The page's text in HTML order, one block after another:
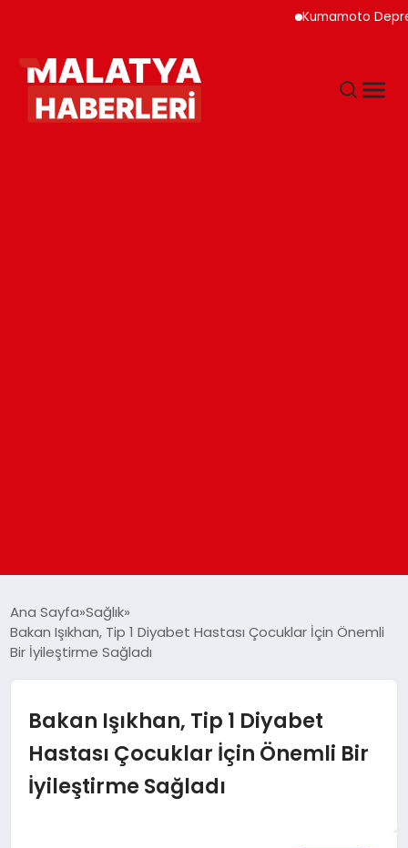
Kumamoto
GÜNDEM
DÜNYA
EĞITIM
Ana Sayfa Sağlık
Bakan Işıkhan, Tip 1 Diyabet Hastası Çocuklar İçin Önemli
Bir İyileştirme Sağladı
Bakan Işıkhan, Tip 1 Diyabet
Hastası Çocuklar İçin Önemli Bir
İyileştirme Sağladı